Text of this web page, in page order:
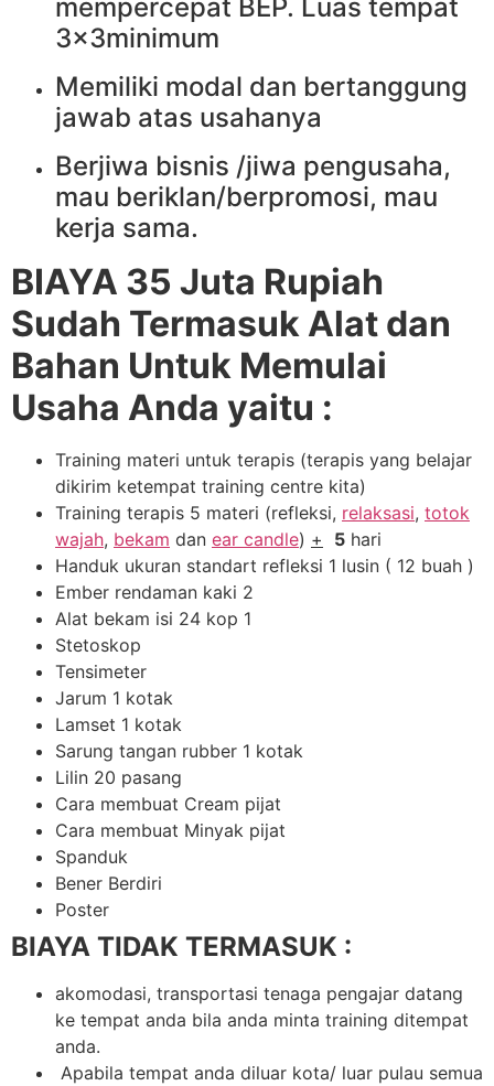
mempercepat BEP. Luas tempat
3x3minimum
Memiliki modal dan bertanggung
jawab atas usahanya
Berjiwa bisnis /jiwa pengusaha,
mau beriklan/berpromosi, mau
kerja sama.
BIAYA 35 Juta Rupiah
Sudah Termasuk Alat dan
Bahan Untuk Memulai
Usaha Anda yaitu :
Training materi untuk terapis (terapis yang belajar
dikirim ketempat training centre kita)
Training terapis 5 materi (refleksi, relaksasi, totok
wajah, bekam dan ear candle) + 5 hari
Handuk ukuran standart refleksi 1 lusin ( 12 buah )
Ember rendaman kaki 2
Alat bekam isi 24 kop 1
Stetoskop
Tensimeter
Jarum 1 kotak
Lamset 1 kotak
Sarung tangan rubber 1 kotak
Lilin 20 pasang
Cara membuat Cream pijat
Cara membuat Minyak pijat
Spanduk
Bener Berdiri
Poster
BIAYA TIDAK TERMASUK :
akomodasi, transportasi tenaga pengajar datang
ke tempat anda bila anda minta training ditempat
anda.
Apabila tempat anda diluar kota/ luar pulau semua